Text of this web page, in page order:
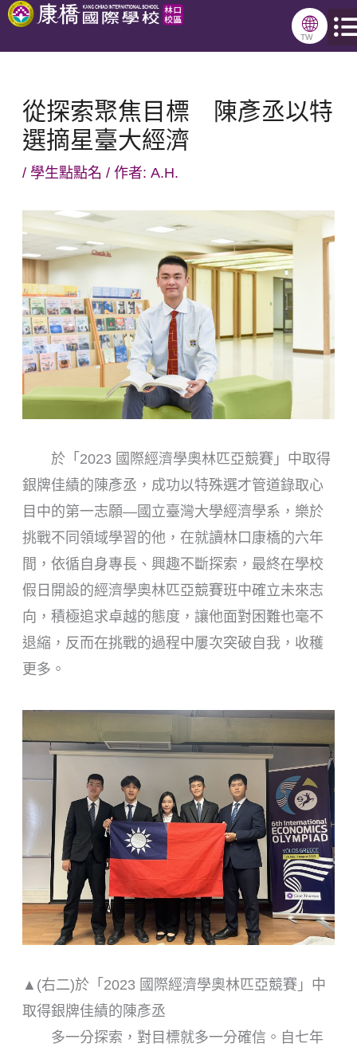
跳
🌐
TW
從探索聚焦目標 陳彥丞以特
選摘星臺大經濟
/ 學生點點名 / 作者: A.H.
於「2023 國際經濟學奧林匹亞競賽」中取得
銀牌佳績的陳彥丞，成功以特殊選才管道錄取心
目中的第一志願—國立臺灣大學經濟學系，樂於
挑戰不同領域學習的他，在就讀林口康橋的六年
間，依循自身專長、興趣不斷探索，最終在學校
假日開設的經濟學奧林匹亞競賽班中確立未來志
向，積極追求卓越的態度，讓他面對困難也毫不
退縮，反而在挑戰的過程中屢次突破自我，收穫
更多。
▲(右二)於「2023 國際經濟學奧林匹亞競賽」中
取得銀牌佳績的陳彥丞
多一分探索，對目標就多一分確信。自七年